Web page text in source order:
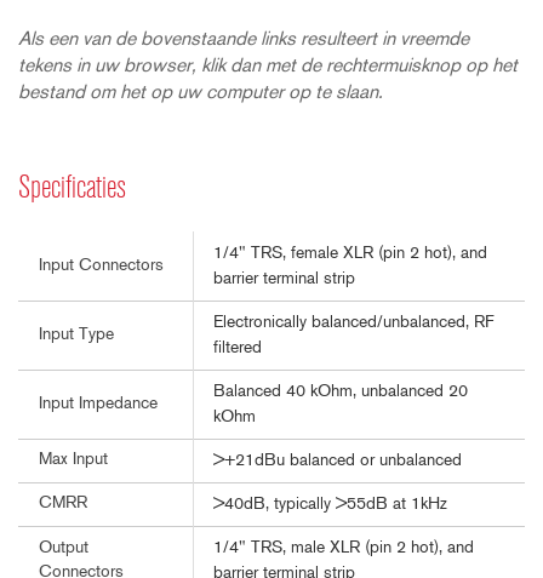
Als een van de bovenstaande links resulteert in vreemde
tekens in uw browser, klik dan met de rechtermuisknop op het
bestand om het op uw computer op te slaan.
Specificaties
Input Connectors
1/4" TRS, female XLR (pin 2 hot), and
barrier terminal strip
Input Type
Electronically balanced/unbalanced, RF
filtered
Input Impedance
Balanced 40 kOhm, unbalanced 20
kOhm
Max Input >+21dBu balanced or unbalanced
CMRR >40dB, typically >55dB at 1kHz
Output
Connectors
1/4" TRS, male XLR (pin 2 hot), and
barrier terminal strip